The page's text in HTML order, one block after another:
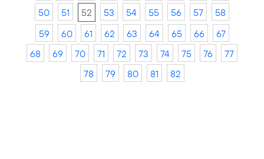
50
51 52 53 54 55 56 57
58
59
60 61 62 63 64 65 66
67
68
69 70 71 72 73 74 75 76
77
78
79 80 81 82